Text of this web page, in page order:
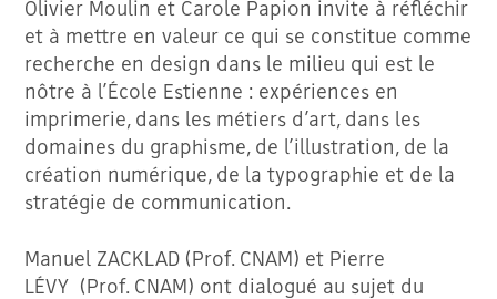
Olivier Moulin et Carole Papion invite à réfléchir
et à mettre en valeur ce qui se constitue comme
recherche en design dans le milieu qui est le
nôtre à l’École Estienne : expériences en
imprimerie, dans les métiers d’art, dans les
domaines du graphisme, de l’illustration, de la
création numérique, de la typographie et de la
stratégie de communication.
Manuel ZACKLAD (Prof. CNAM) et Pierre
LÉVY (Prof. CNAM) ont dialogué au sujet du